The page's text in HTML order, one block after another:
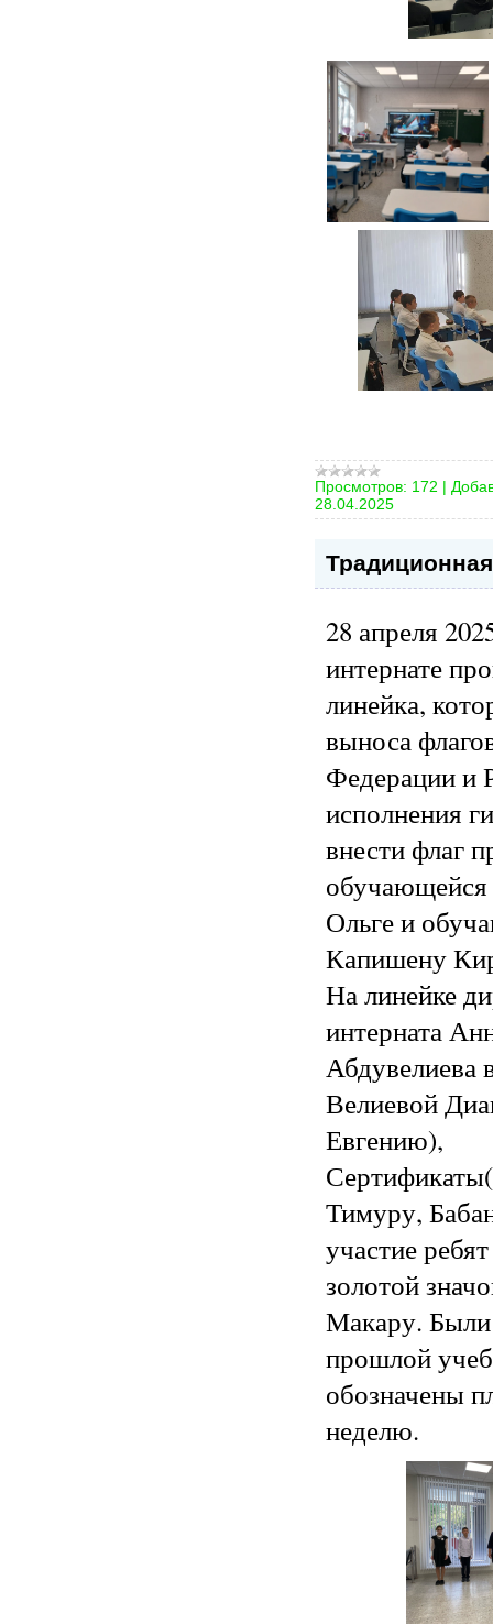
Просмотров: 172 |
28.04.2025
28 апреля
интернате
линейка,
выноса
Федерации и
исполнения
внести флаг
обучающейся
Ольге и
Капишену
На линейке
интерната
Абдувелиева
Велиевой
Евгению),
Тимуру,
участие
золотой
Макару. Были
прошлой
обозначены
неделю.